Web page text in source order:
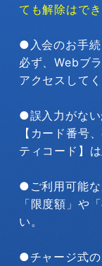
ても解除はで
●入会のお手続
必ず、Webブ
アクセスしてく
●誤入力がな
【カード番号
ティコード】
●ご利用可能
「限度額」や
い。
●チャージ式